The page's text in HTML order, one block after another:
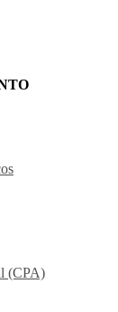
(CPA)